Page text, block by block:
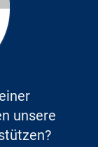
unsere